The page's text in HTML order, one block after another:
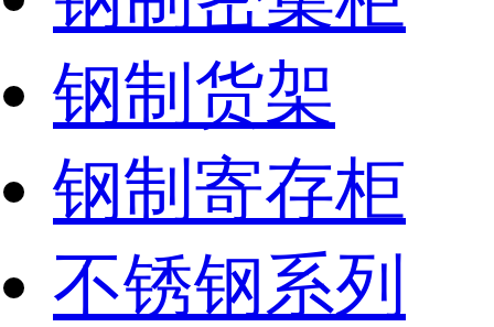
钢制货架
钢制寄存柜
不锈钢系列